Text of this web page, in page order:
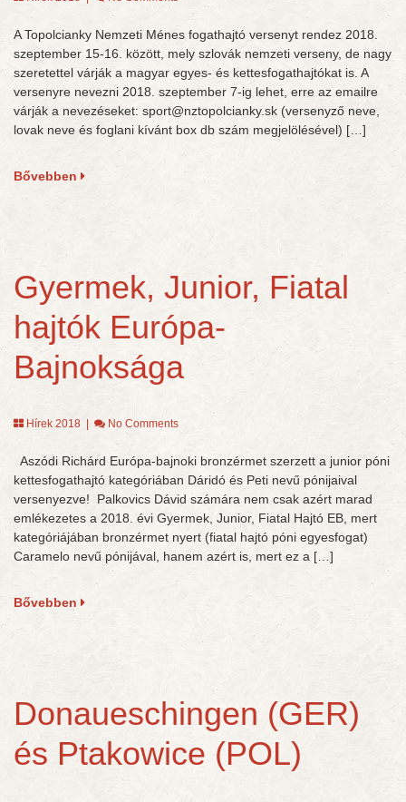
A Topolcianky Nemzeti Ménes fogathajtó versenyt rendez 2018.
szeptember 15-16. között, mely szlovák nemzeti verseny, de nagy
szeretettel várják a magyar egyes- és kettesfogathajtókat is. A
versenyre nevezni 2018. szeptember 7-ig lehet, erre az emailre
várják a nevezéseket: sport@nztopolcianky.sk (versenyző neve,
lovak neve és foglani kívánt box db szám megjelölésével) […]
Bővebben
Gyermek, Junior, Fiatal
hajtók Európa-
Bajnoksága
Hírek 2018 No Comments
Aszódi Richárd Európa-bajnoki bronzérmet szerzett a junior póni
kettesfogathajtó kategóriában Dáridó és Peti nevű pónijaival
versenyezve! Palkovics Dávid számára nem csak azért marad
emlékezetes a 2018. évi Gyermek, Junior, Fiatal Hajtó EB, mert
kategóriájában bronzérmet nyert (fiatal hajtó póni egyesfogat)
Caramelo nevű pónijával, hanem azért is, mert ez a […]
Bővebben
Donaueschingen (GER)
és Ptakowice (POL)